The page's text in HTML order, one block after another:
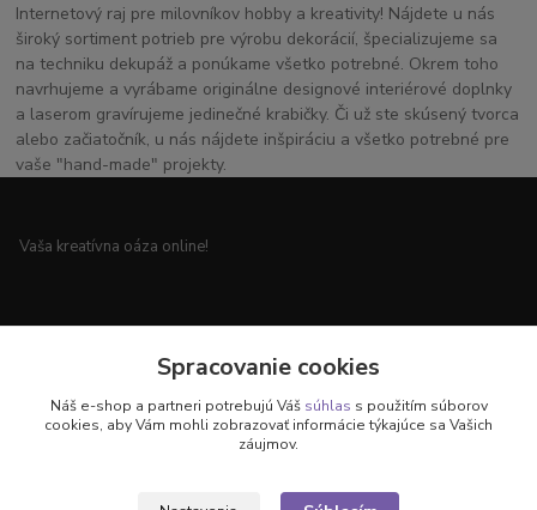
Internetový raj pre milovníkov hobby a kreativity! Nájdete u nás
široký sortiment potrieb pre výrobu dekorácií, špecializujeme sa
na techniku dekupáž a ponúkame všetko potrebné. Okrem toho
navrhujeme a vyrábame originálne designové interiérové doplnky
a laserom gravírujeme jedinečné krabičky. Či už ste skúsený tvorca
alebo začiatočník, u nás nájdete inšpiráciu a všetko potrebné pre
vaše "hand-made" projekty.
Vaša kreatívna oáza online!
Všetko pre vaše handmade projekty a originálne dekorácie.
Spracovanie cookies
Náš e-shop a partneri potrebujú Váš súhlas s použitím súborov
cookies, aby Vám mohli zobrazovať informácie týkajúce sa Vašich
záujmov.